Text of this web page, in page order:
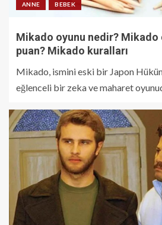
ANNE BEBEK
Mikado oyunu nedir? Mikado
puan? Mikado kuralları
Mikado, ismini eski bir Japon
eğlenceli bir zeka ve maharet